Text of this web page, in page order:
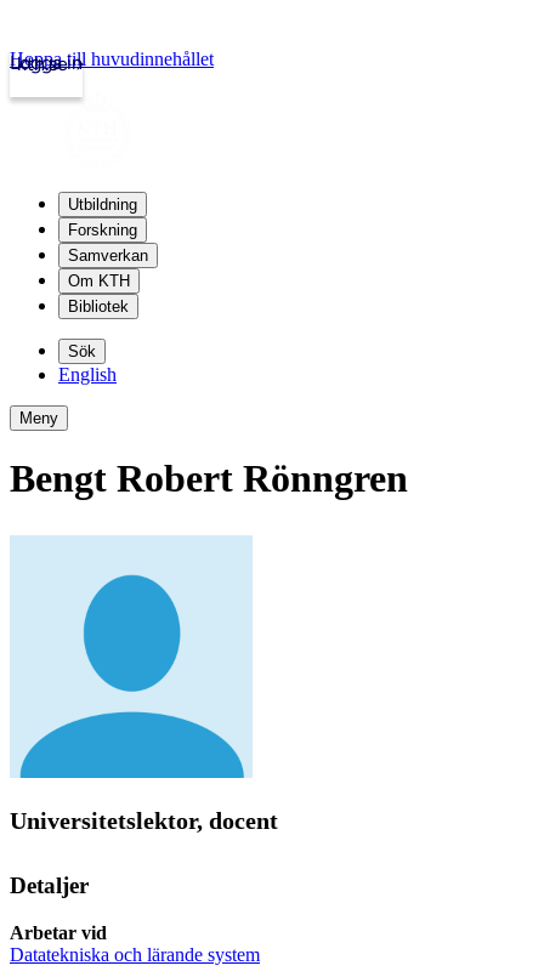
kth.se
Logga in
Hoppa till huvudinnehållet
Utbildning
Forskning
Samverkan
Om KTH
Bibliotek
Sök
English
Meny
Bengt Robert Rönngren
Universitetslektor, docent
Detaljer
Arbetar vid
Datatekniska och lärande system